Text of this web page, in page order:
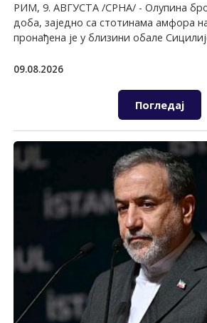
РИМ, 9. АВГУСТА /СРНА/ - Олупина
доба, заједно са стотинама амфора
пронађена је у близини обале
09.08.2026
Погледај